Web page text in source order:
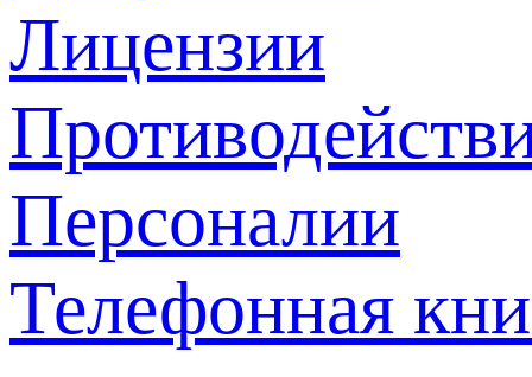
Лицензии
Персоналии
Телефонная